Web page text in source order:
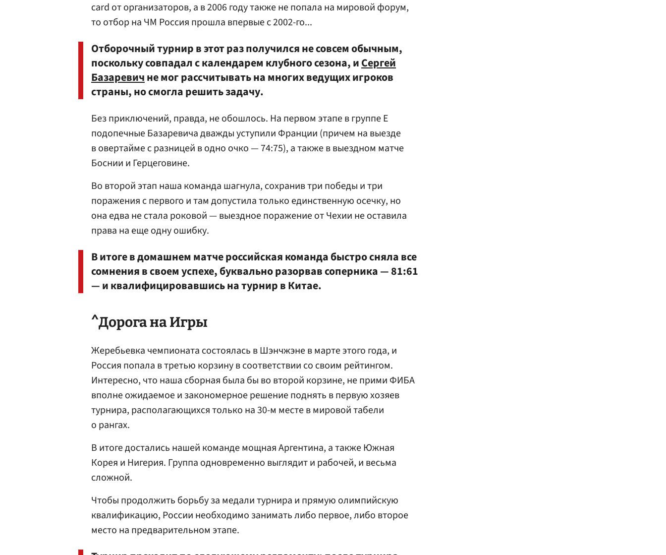
card от организаторов, а в 2006 году также не попала на мировой форум,
то отбор на ЧМ Россия прошла впервые с 2002-го...
Отборочный турнир в этот раз получился не совсем обычным,
поскольку совпадал с календарем клубного сезона, иСергей
Базаревичне мог рассчитывать на многих ведущих игроков
страны, но смогла решить задачу.
Без приключений, правда, не обошлось. На первом этапе в группе Е
подопечные Базаревича дважды уступили Франции (причем на выезде
в овертайме с разницей в одно очко — 74:75), а также в выездном матче
Боснии и Герцеговине.
Во второй этап наша команда шагнула, сохранив три победы и три
поражения с первого и там допустила только единственную осечку, но
она едва не стала роковой — выездное поражение от Чехии не оставила
права на еще одну ошибку.
В итоге в домашнем матче российская команда быстро сняла все
сомнения в своем успехе, буквально разорвав соперника — 81:61
— и квалифицировавшись на турнир в Китае.
^Дорога на Игры
Жеребьевка чемпионата состоялась в Шэнчжэне в марте этого года, и
Россия попала в третью корзину в соответствии со своим рейтингом.
Интересно, что наша сборная была бы во второй корзине, не прими ФИБА
вполне ожидаемое и закономерное решение поднять в первую хозяев
турнира, располагающихся только на 30-м месте в мировой табели
о рангах.
В итоге достались нашей команде мощная Аргентина, а также Южная
Корея и Нигерия. Группа одновременно выглядит и рабочей, и весьма
сложной.
Чтобы продолжить борьбу за медали турнира и прямую олимпийскую
квалификацию, России необходимо занимать либо первое, либо второе
место на предварительном этапе.